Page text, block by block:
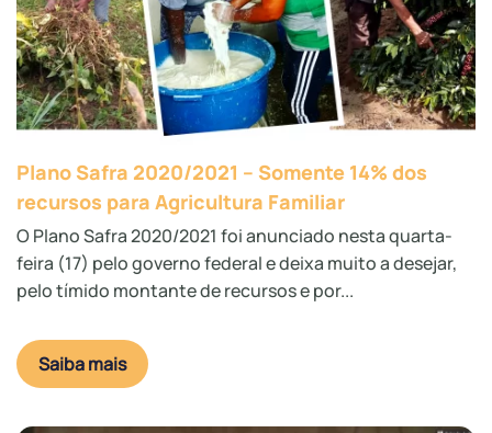
Plano Safra 2020/2021 – Somente 14% dos
recursos para Agricultura Familiar
O Plano Safra 2020/2021 foi anunciado nesta quarta-
feira (17) pelo governo federal e deixa muito a desejar,
pelo tímido montante de recursos e por...
Saiba mais